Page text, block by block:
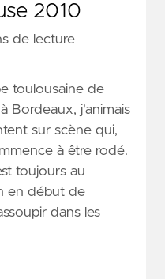
2010
de lecture
toulousaine de
Bordeaux, j'animais
sur scène qui,
à être rodé.
toujours au
en début de
dans les